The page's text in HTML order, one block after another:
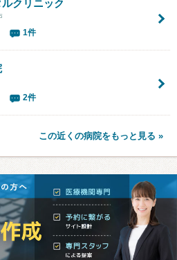
クリニック
1件
2件
この近くの病院をもっと見る »